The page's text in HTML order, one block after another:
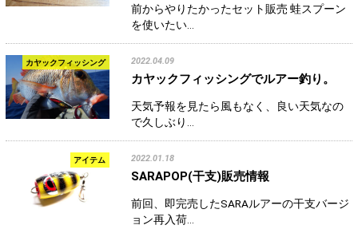
前からやりたかったセット販売 蛙スプーン
を使いたい…
カヤックフィッシング 2022.04.09
カヤックフィッシングでルアー釣り。
天気予報を見たら風もなく、良い天気なの
で久しぶり…
アイテム 2022.01.18
SARAPOP(干支)販売情報
前回、即完売したSARAルアーの干支バージ
ョン再入荷…